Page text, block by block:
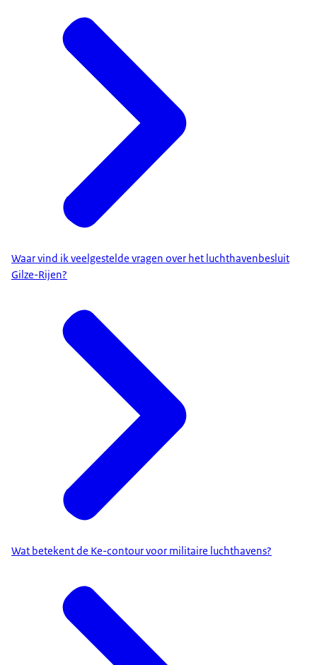
Waar vind ik veelgestelde vragen over het luchthavenbesluit
Gilze-Rijen?
Wat betekent de Ke-contour voor militaire luchthavens?